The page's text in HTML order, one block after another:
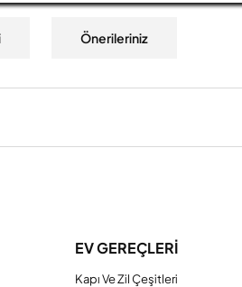
Önerileriniz
Bu ürüne ilk yorumu siz
EV GEREÇLERİ
Kapı Ve Zil Çeşitleri